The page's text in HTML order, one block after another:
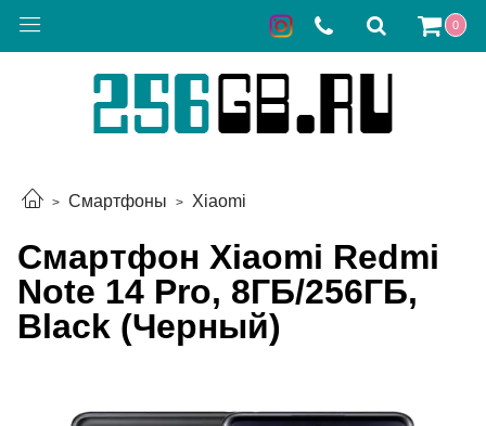
0
Смартфоны Xiaomi
Смартфон Xiaomi Redmi
Note 14 Pro, 8ГБ/256ГБ,
Black (Черный)